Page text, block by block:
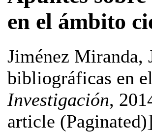
en el ámbito
Jiménez Miranda,
bibliográficas en
Investigación,
article (Paginated)]